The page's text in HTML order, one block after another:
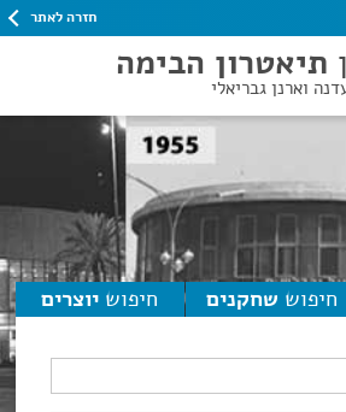
חזרה לאתר
תיאטרון הבימה
וארנן גבריאלי
חיפוש שחקנים חיפוש יוצרים